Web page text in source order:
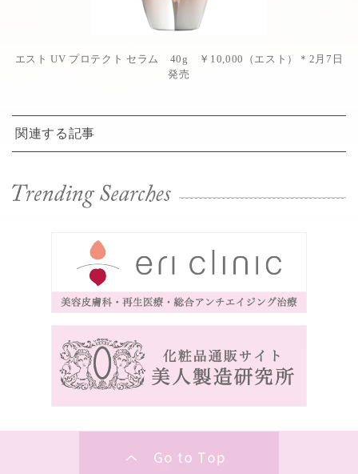
エスト UV プロテクト セラム 40g ￥10,000（エスト）＊2月7日
発売
関連する記事